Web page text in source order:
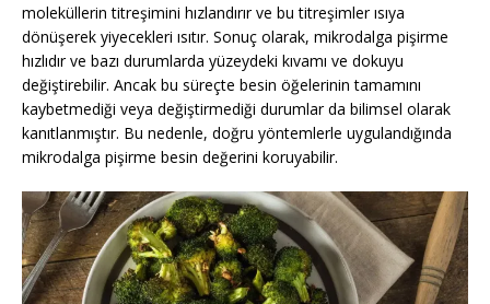
moleküllerin titreşimini hızlandırır ve bu titreşimler ısıya
dönüşerek yiyecekleri ısıtır. Sonuç olarak, mikrodalga pişirme
hızlıdır ve bazı durumlarda yüzeydeki kıvamı ve dokuyu
değiştirebilir. Ancak bu süreçte besin öğelerinin tamamını
kaybetmediği veya değiştirmediği durumlar da bilimsel olarak
kanıtlanmıştır. Bu nedenle, doğru yöntemlerle uygulandığında
mikrodalga pişirme besin değerini koruyabilir.